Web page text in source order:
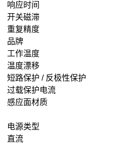
响应时间
开关磁滞
重复精度
品牌
工作温度
温度漂移
短路保护 / 反极性保护
过载保护电流
感应面材质
电源类型
直流